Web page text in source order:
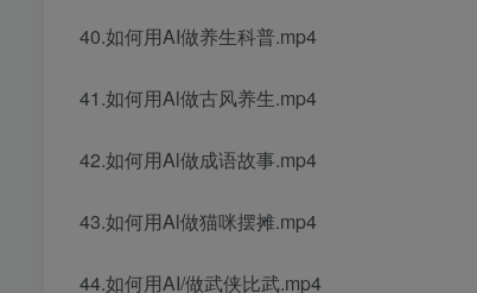
40.如何用AI做养生科普.mp4
41.如何用Al做古风养生.mp4
42.如何用Al做成语故事.mp4
43.如何用Al做猫咪摆摊.mp4
44.如何用AI/做武侠比武.mp4